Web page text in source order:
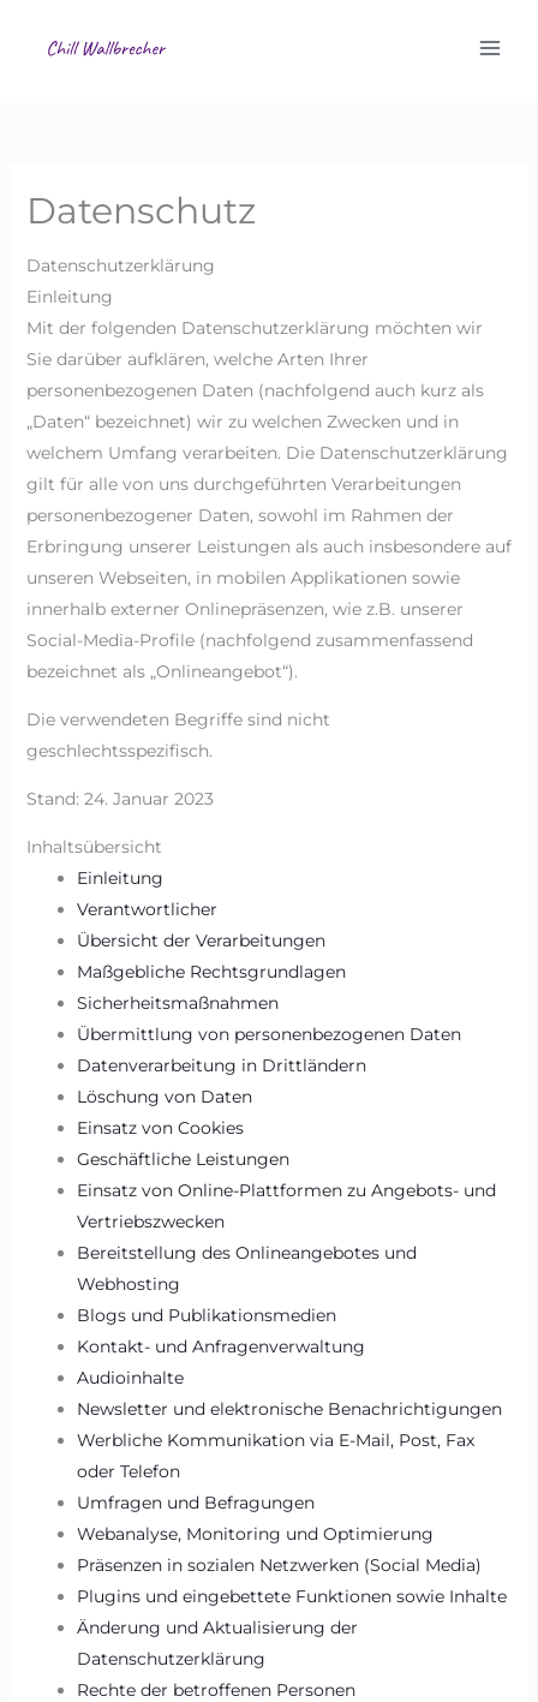
Datenschutz
Datenschutzerklärung
Einleitung
Mit der folgenden Datenschutzerklärung möchten wir
Sie darüber aufklären, welche Arten Ihrer
personenbezogenen Daten (nachfolgend auch kurz als
„Daten“ bezeichnet) wir zu welchen Zwecken und in
welchem Umfang verarbeiten. Die Datenschutzerklärung
gilt für alle von uns durchgeführten Verarbeitungen
personenbezogener Daten, sowohl im Rahmen der
Erbringung unserer Leistungen als auch insbesondere auf
unseren Webseiten, in mobilen Applikationen sowie
innerhalb externer Onlinepräsenzen, wie z.B. unserer
Social-Media-Profile (nachfolgend zusammenfassend
bezeichnet als „Onlineangebot“).
Die verwendeten Begriffe sind nicht
geschlechtsspezifisch.
Stand: 24. Januar 2023
Inhaltsübersicht
Einleitung
Verantwortlicher
Übersicht der Verarbeitungen
Maßgebliche Rechtsgrundlagen
Sicherheitsmaßnahmen
Übermittlung von personenbezogenen Daten
Datenverarbeitung in Drittländern
Löschung von Daten
Einsatz von Cookies
Geschäftliche Leistungen
Einsatz von Online-Plattformen zu Angebots- und
Vertriebszwecken
Bereitstellung des Onlineangebotes und
Webhosting
Blogs und Publikationsmedien
Kontakt- und Anfragenverwaltung
Audioinhalte
Newsletter und elektronische Benachrichtigungen
Werbliche Kommunikation via E-Mail, Post, Fax
oder Telefon
Umfragen und Befragungen
Webanalyse, Monitoring und Optimierung
Präsenzen in sozialen Netzwerken (Social Media)
Plugins und eingebettete Funktionen sowie Inhalte
Änderung und Aktualisierung der
Datenschutzerklärung
Rechte der betroffenen Personen